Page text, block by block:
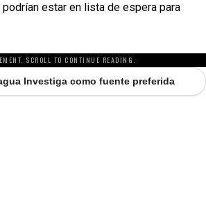
estar en lista de espera para
SCROLL TO CONTINUE READING.
Investiga como fuente preferida